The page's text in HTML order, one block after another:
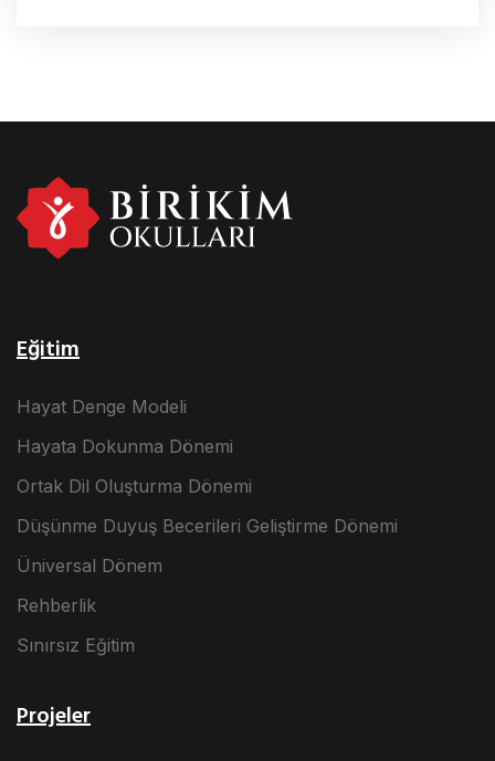
Eğitim
Hayat Denge Modeli
Hayata Dokunma Dönemi
Ortak Dil Oluşturma Dönemi
Düşünme Duyuş Becerileri Geliştirme Dönemi
Üniversal Dönem
Rehberlik
Sınırsız Eğitim
Projeler